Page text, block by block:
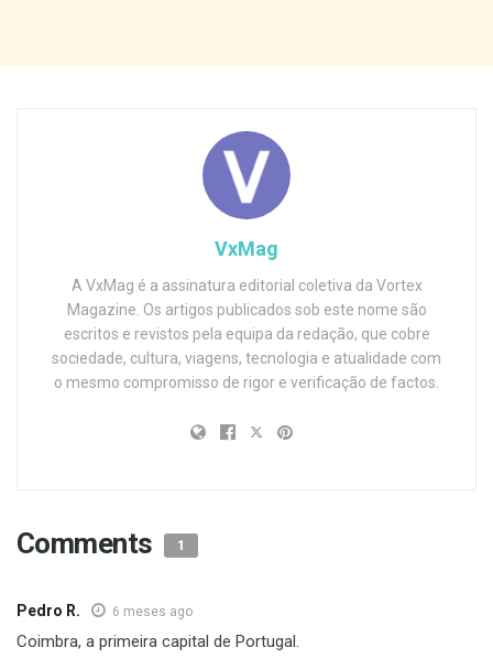
VxMag
A VxMag é a assinatura editorial coletiva da Vortex
Magazine. Os artigos publicados sob este nome são
escritos e revistos pela equipa da redação, que cobre
sociedade, cultura, viagens, tecnologia e atualidade com
o mesmo compromisso de rigor e verificação de factos.
Comments 1
Pedro R. 6 meses ago
Coimbra, a primeira capital de Portugal.